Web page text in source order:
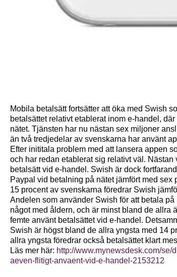
Mobila betalsätt fortsätter att öka med Swish
betalsättet relativt etablerat inom e-handel,
nätet. Tjänsten har nu nästan sex miljoner
än två tredjedelar av svenskarna har använt
Efter inititala problem med att lansera appen
och har redan etablerat sig relativt väl.
betalsätt vid e-handel. Swish är dock
Paypal vid betalning på nätet jämfört med
15 procent av svenskarna föredrar Swish
Andelen som använder Swish för att betala
något med åldern, och är minst bland de allra
femte använt betalsättet vid e-handel.
Swish är högst bland de allra yngsta med 14
allra yngsta föredrar också betalsättet klart
Läs mer här: http://www.mynewsdesk.com/
aeven-flitigt-anvaent-vid-e-handel-2153212